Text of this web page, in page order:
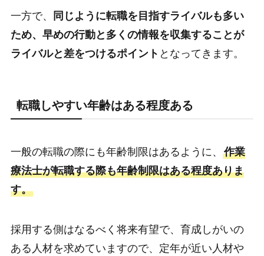
一方で、
同じように転職を目指すライバルも多い
ため、早めの行動と多くの情報を収集することが
ライバルと差をつけるポイント となってきます。
転職しやすい年齢はある程度ある
一般の転職の際にも年齢制限はあるように、 作業
療法士が転職する際も年齢制限はある程度ありま
す。
採用する側はなるべく将来有望で、育成しがいの
ある人材を求めていますので、定年が近い人材や